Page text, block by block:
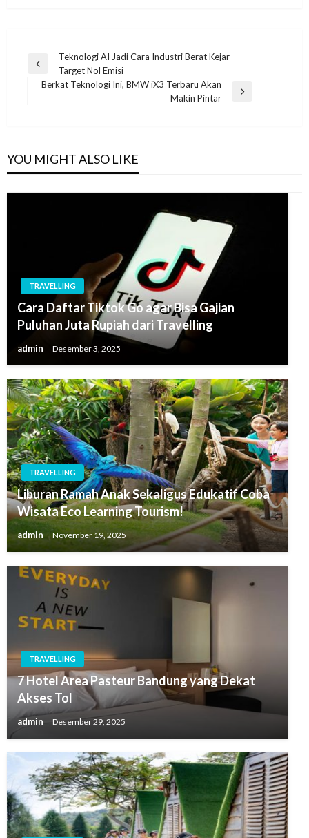
Navigasi
pos
Previous
Post
Teknologi AI Jadi Cara Industri Berat Kejar
Target Nol Emisi
Berkat Teknologi Ini, BMW iX3 Terbaru Akan
Makin Pintar
YOU MIGHT ALSO LIKE
TRAVELLING
Cara Daftar Tiktok Go agar Bisa Gajian
Puluhan Juta Rupiah dari Travelling
admin Desember 3, 2025
TRAVELLING
Liburan Ramah Anak Sekaligus Edukatif Coba
Wisata Eco Learning Tourism!
admin November 19, 2025
TRAVELLING
7 Hotel Area Pasteur Bandung yang Dekat
Akses Tol
admin Desember 29, 2025